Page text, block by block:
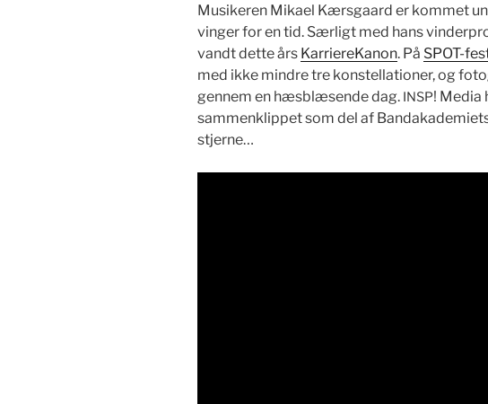
Musik­eren Mikael Kærs­gaard er kom­met
vinger for en tid. Særligt med hans
vandt dette års Kar­ri­ereKanon. På SPOT-
med ikke min­dre tre kon­stel­la­tion­er, og
gen­nem en hæs­blæsende dag. INSP! Media
sam­men­klip­pet som del af
stjerne…